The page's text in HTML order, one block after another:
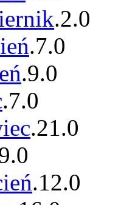
.2.0
.7.0
.9.0
.7.0
.21.0
.0
.12.0